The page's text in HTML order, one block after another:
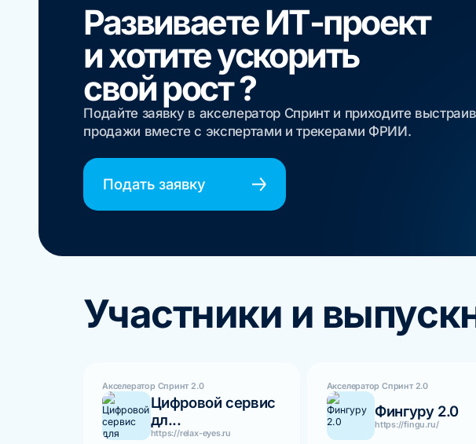
Развиваете ИТ-проект
и хотите ускорить
свой рост ?
Подайте заявку в акселератор Спринт и приходите
продажи вместе с экспертами и трекерами ФРИИ.
Подать заявку
Участники и
Акселератор Спринт 2.0
Цифровой сервис
дл...
https://relax-eyes.ru
Акселератор Спринт 2.0
Фингуру 2.0
https://fingu.ru/